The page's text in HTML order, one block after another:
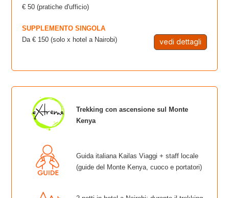
€ 50 (pratiche d'ufficio)
SUPPLEMENTO SINGOLA
Da € 150 (solo x hotel a Nairobi)
vedi dettagli
Trekking con ascensione sul Monte
Kenya
Guida italiana Kailas Viaggi + staff locale
(guide del Monte Kenya, cuoco e portatori)